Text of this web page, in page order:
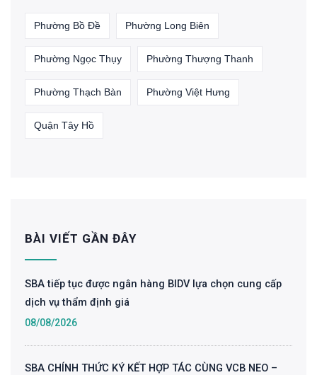
Phường Bồ Đề Phường Long Biên
Phường Ngọc Thụy Phường Thượng Thanh
Phường Thạch Bàn Phường Việt Hưng
Quận Tây Hồ
BÀI VIẾT GẦN ĐÂY
SBA tiếp tục được ngân hàng BIDV lựa chọn cung cấp
dịch vụ thẩm định giá
08/08/2026
SBA CHÍNH THỨC KÝ KẾT HỢP TÁC CÙNG VCB NEO –